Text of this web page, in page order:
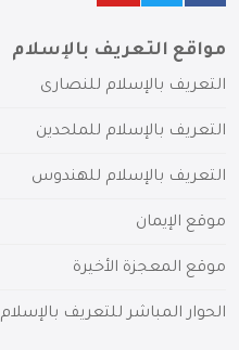
مواقع التعريف بالإسلام
التعريف بالإسلام للنصارى
التعريف بالإسلام للملحدين
التعريف بالإسلام للهندوس
موقع الإيمان
موقع المعجزة الأخيرة
الحوار المباشر للتعريف بالإسلام